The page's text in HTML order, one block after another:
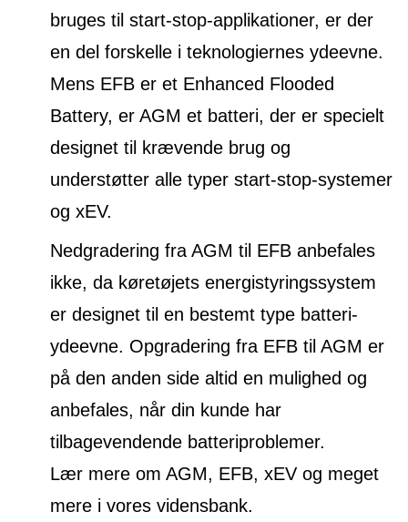
bruges til start-stop-applikationer, er der
en del forskelle i teknologiernes ydeevne.
Mens EFB er et Enhanced Flooded
Battery, er AGM et batteri, der er specielt
designet til krævende brug og
understøtter alle typer start-stop-systemer
og xEV.
Nedgradering fra AGM til EFB anbefales
ikke, da køretøjets energistyringssystem
er designet til en bestemt type batteri-
ydeevne. Opgradering fra EFB til AGM er
på den anden side altid en mulighed og
anbefales, når din kunde har
tilbagevendende batteriproblemer.
Lær mere om AGM, EFB, xEV og meget
mere i vores vidensbank.